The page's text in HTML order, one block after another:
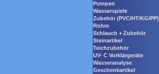
Pumpen
Wasserspiele
Zubehör (PVC/HT/KG/PP)
Rohre
Schlauch + Zubehör
Steinartikel
Teichzubehör
UV- C Vorklärgeräte
Wasseranalyse
Geschenkartikel